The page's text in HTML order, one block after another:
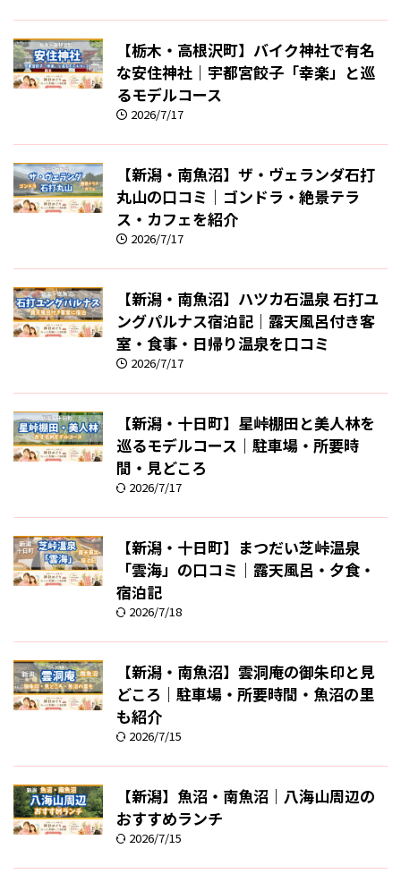
【栃木・高根沢町】バイク神社で有名
な安住神社｜宇都宮餃子「幸楽」と巡
るモデルコース
2026/7/17
【新潟・南魚沼】ザ・ヴェランダ石打
丸山の口コミ｜ゴンドラ・絶景テラ
ス・カフェを紹介
2026/7/17
【新潟・南魚沼】ハツカ石温泉 石打ユ
ングパルナス宿泊記｜露天風呂付き客
室・食事・日帰り温泉を口コミ
2026/7/17
【新潟・十日町】星峠棚田と美人林を
巡るモデルコース｜駐車場・所要時
間・見どころ
2026/7/17
【新潟・十日町】まつだい芝峠温泉
「雲海」の口コミ｜露天風呂・夕食・
宿泊記
2026/7/18
【新潟・南魚沼】雲洞庵の御朱印と見
どころ｜駐車場・所要時間・魚沼の里
も紹介
2026/7/15
【新潟】魚沼・南魚沼｜八海山周辺の
おすすめランチ
2026/7/15